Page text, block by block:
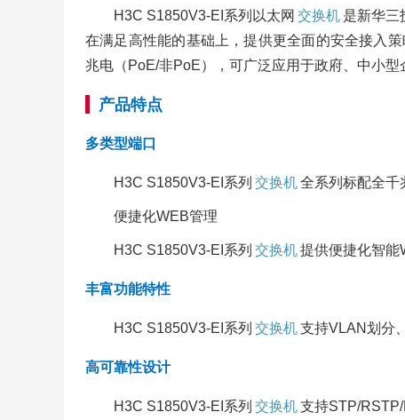
H3C S1850V3-EI系列以太网 交换机 是新华三
在满足高性能的基础上，提供更全面的安全接入
兆电（PoE/非PoE），可广泛应用于政府、中小
产品特点
多类型端口
H3C S1850V3-EI系列 交换机全系列标配全千
便捷化WEB管理
H3C S1850V3-EI系列 交换机提供便捷化智能
丰富功能特性
H3C S1850V3-EI系列 交换机支持VLAN划分
高可靠性设计
H3C S1850V3-EI系列 交换机支持STP/